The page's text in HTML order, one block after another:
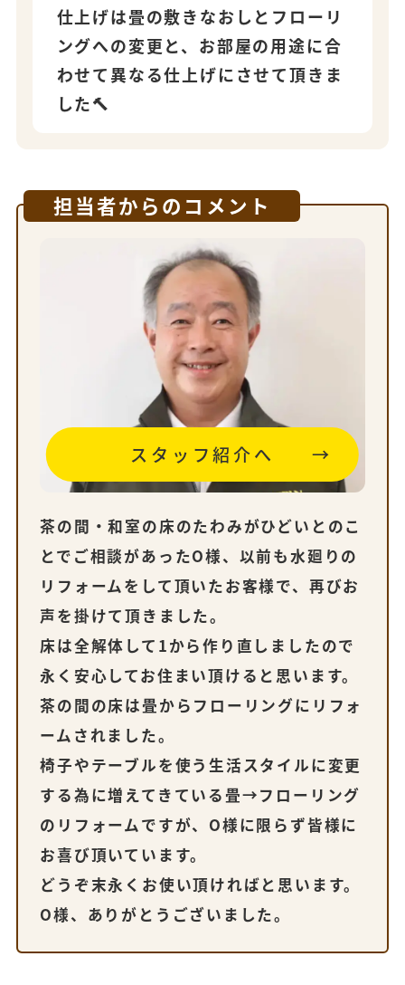
仕上げは畳の敷きなおしとフローリ
ングへの変更と、お部屋の用途に合
わせて異なる仕上げにさせて頂きま
した🔨
担当者からのコメント
スタッフ紹介へ
茶の間・和室の床のたわみがひどいとのこ
とでご相談があったO様、以前も水廻りの
リフォームをして頂いたお客様で、再びお
声を掛けて頂きました。
床は全解体して1から作り直しましたので
永く安心してお住まい頂けると思います。
茶の間の床は畳からフローリングにリフォ
ームされました。
椅子やテーブルを使う生活スタイルに変更
する為に増えてきている畳→フローリング
のリフォームですが、O様に限らず皆様に
お喜び頂いています。
どうぞ末永くお使い頂ければと思います。
O様、ありがとうございました。